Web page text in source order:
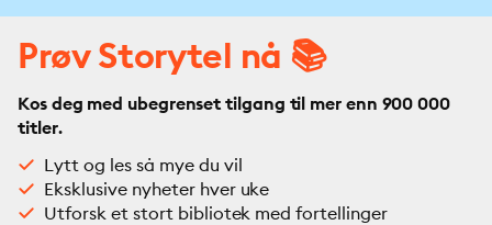
Prøv Storytel nå 📚
Kos deg med ubegrenset tilgang til mer enn 900 000
titler.
Lytt og les så mye du vil
Eksklusive nyheter hver uke
Utforsk et stort bibliotek med fortellinger